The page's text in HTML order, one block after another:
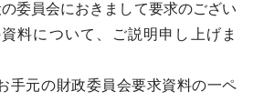
委員会におきまして要求のござい
料について、ご説明申し上げま
手元の財政委員会要求資料の一ペ